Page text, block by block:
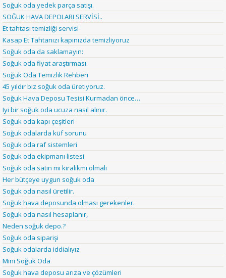
Soğuk oda yedek parça satışı.
SOĞUK HAVA DEPOLARI SERVİSİ..
Et tahtası temizliği servisi
Kasap Et Tahtanızı kapınızda temizliyoruz
Soğuk oda da saklamayın:
Soğuk oda fiyat araştırması.
Soğuk Oda Temizlik Rehberi
45 yıldır biz soğuk oda üretiyoruz.
Soğuk Hava Deposu Tesisi Kurmadan önce…
Iyi bir soğuk oda ucuza nasıl alınır.
Soğuk oda kapı çeşitleri
Soğuk odalarda küf sorunu
Soğuk oda raf sistemleri
Soğuk oda ekipmanı listesi
Soğuk oda satın mı kiralıkmı olmalı
Her bütçeye uygun soğuk oda
Soğuk oda nasıl üretilir.
Soğuk hava deposunda olması gerekenler.
Soğuk oda nasıl hesaplanır,
Neden soğuk depo.?
Soğuk oda siparişi
Soğuk odalarda iddialıyız
Mini Soğuk Oda
Soğuk hava deposu arıza ve çözümleri